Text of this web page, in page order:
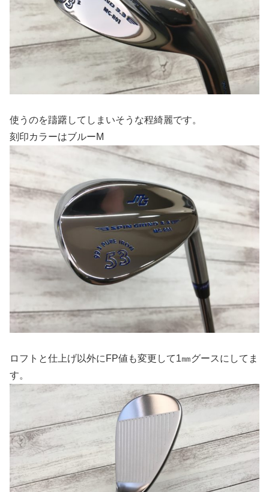
使うのを躊躇してしまいそうな程綺麗です。
刻印カラーはブルーM
ロフトと仕上げ以外にFP値も変更して1㎜グースにしてま
す。